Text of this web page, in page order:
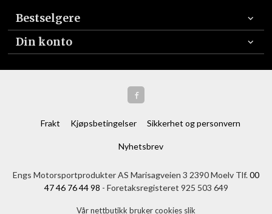
Bestselgere
Din konto
Frakt Kjøpsbetingelser Sikkerhet og personvern
Nyhetsbrev
Engs Motorsportprodukter AS Marisagveien 3 2390 Moelv Tlf.00
47 46 76 44 98 - Foretaksregisteret 925 503 649
Vår nettbutikk bruker cookies slik